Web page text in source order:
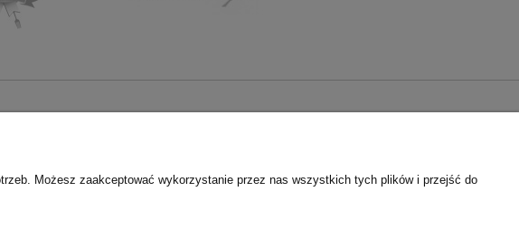
609 484 395
660 573 273
Możesz zaakceptować wykorzystanie przez nas wszystkich tych plików i przejść do